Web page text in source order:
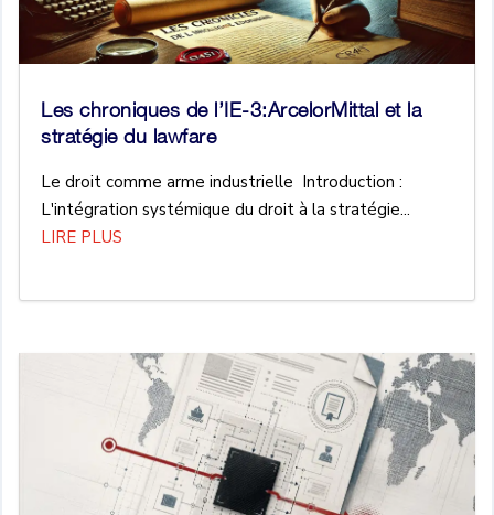
Les chroniques de l’IE-3:ArcelorMittal et la
stratégie du lawfare
Le droit comme arme industrielle Introduction :
L'intégration systémique du droit à la stratégie...
LIRE PLUS